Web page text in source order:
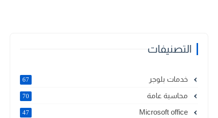
التصنيفات
خدمات بلوجر 67
محاسبة عامة 70
Microsoft office
47